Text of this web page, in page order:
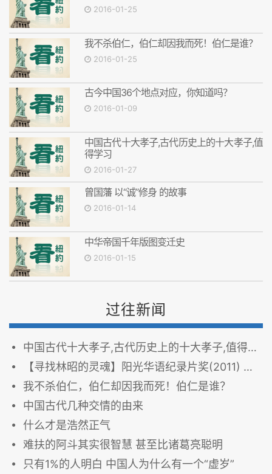
2016-01-25
我不杀伯仁，伯仁却因我而死！伯仁是谁？
2016-01-25
古今中国36个地点对应，你知道吗？
2016-01-09
中国古代十大孝子,古代历史上的十大孝子,值
得学习
2016-01-27
曾国藩 以“诚”修身 的故事
2016-01-14
中华帝国千年版图变迁史
2016-01-15
过往新闻
中国古代十大孝子,古代历史上的十大孝子,值得学习
【寻找林昭的灵魂】阳光华语纪录片奖(2011) 长片组 - 金奖
我不杀伯仁，伯仁却因我而死！伯仁是谁？
中国古代几种交情的由来
什么才是浩然正气
难扶的阿斗其实很智慧 甚至比诸葛亮聪明
只有1%的人明白 中国人为什么有一个“虚岁”